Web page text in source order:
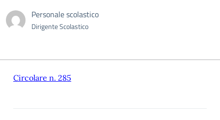
Personale scolastico
Dirigente Scolastico
Circolare n. 285